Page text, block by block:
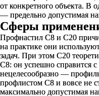
от конкретного объекта. В
— предельно допустимая
Сферы
Профнастил С8 и С20
на практике они
задач. При этом С20
С8: он успешно справится с
нецелесообразно —
профлистом С8 и вовсе не
максимально допустимая